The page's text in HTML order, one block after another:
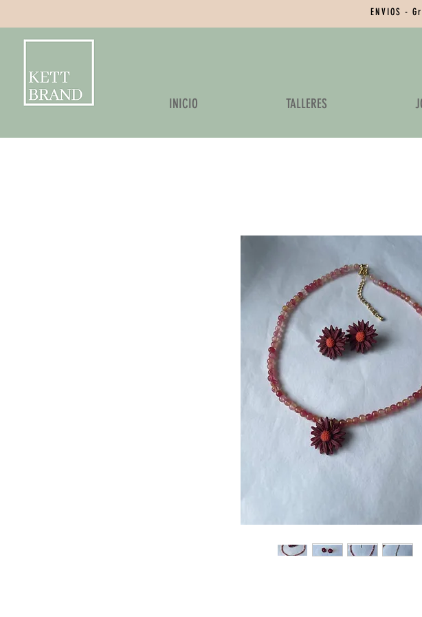
ENVIOS -
Kettbrand
INICIO TALLERES